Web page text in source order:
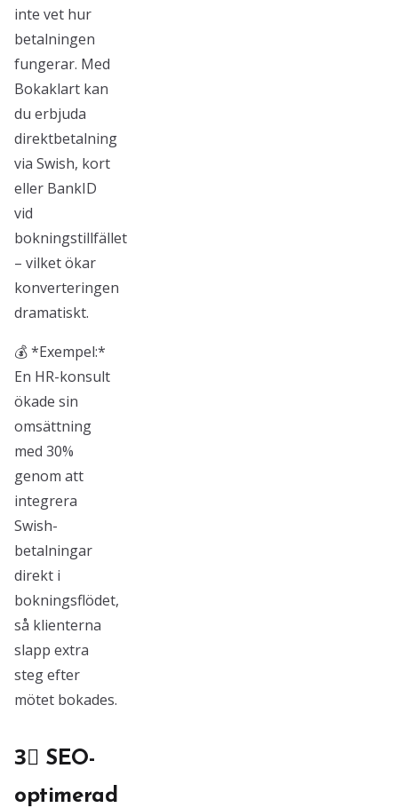
inte vet hur
betalningen
fungerar. Med
Bokaklart kan
du erbjuda
direktbetalning
via Swish, kort
eller BankID
vid
bokningstillfället
– vilket ökar
konverteringen
dramatiskt.
💰 *Exempel:*
En HR-konsult
ökade sin
omsättning
med 30%
genom att
integrera
Swish-
betalningar
direkt i
bokningsflödet,
så klienterna
slapp extra
steg efter
mötet bokades.
3⃣ SEO-
optimerad